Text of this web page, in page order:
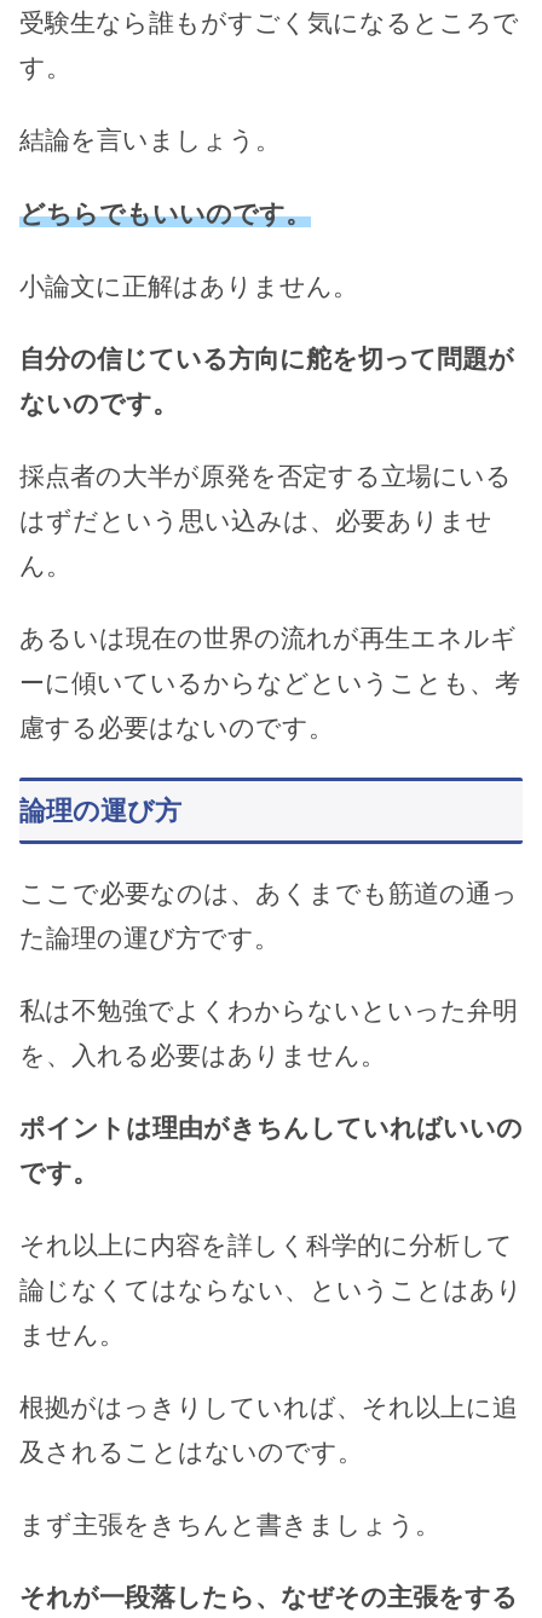
受験生なら誰もがすごく気になるところで
す。
結論を言いましょう。
どちらでもいいのです。
小論文に正解はありません。
自分の信じている方向に舵を切って問題が
ないのです。
採点者の大半が原発を否定する立場にいる
はずだという思い込みは、必要ありませ
ん。
あるいは現在の世界の流れが再生エネルギ
ーに傾いているからなどということも、考
慮する必要はないのです。
論理の運び方
ここで必要なのは、あくまでも筋道の通っ
た論理の運び方です。
私は不勉強でよくわからないといった弁明
を、入れる必要はありません。
ポイントは理由がきちんしていればいいの
です。
それ以上に内容を詳しく科学的に分析して
論じなくてはならない、ということはあり
ません。
根拠がはっきりしていれば、それ以上に追
及されることはないのです。
まず主張をきちんと書きましょう。
それが一段落したら、なぜその主張をする